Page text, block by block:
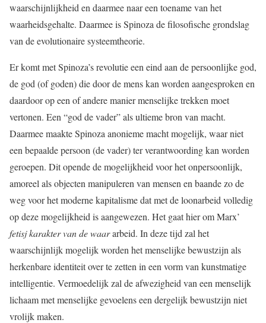
waarschijnlijkheid en daarmee naar een toename van het
waarheidsgehalte. Daarmee is Spinoza de filosofische grondslag
van de evolutionaire systeemtheorie.
Er komt met Spinoza’s revolutie een eind aan de persoonlijke god,
de god (of goden) die door de mens kan worden aangesproken en
daardoor op een of andere manier menselijke trekken moet
vertonen. Een “god de vader” als ultieme bron van macht.
Daarmee maakte Spinoza anonieme macht mogelijk, waar niet
een bepaalde persoon (de vader) ter verantwoording kan worden
geroepen. Dit opende de mogelijkheid voor het onpersoonlijk,
amoreel als objecten manipuleren van mensen en baande zo de
weg voor het moderne kapitalisme dat met de loonarbeid volledig
op deze mogelijkheid is aangewezen. Het gaat hier om Marx’
fetisj karakter van de waararbeid. In deze tijd zal het
waarschijnlijk mogelijk worden het menselijke bewustzijn als
herkenbare identiteit over te zetten in een vorm van kunstmatige
intelligentie. Vermoedelijk zal de afwezigheid van een menselijk
lichaam met menselijke gevoelens een dergelijk bewustzijn niet
vrolijk maken.